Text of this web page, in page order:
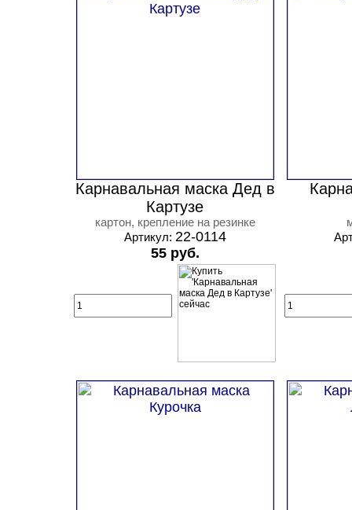
Карнавальная маска Дед в
Картузе
картон, крепление на резинке
Артикул: 22-0114
55 руб.